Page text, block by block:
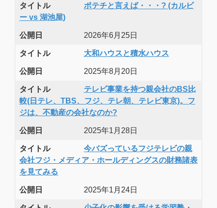
タイトル
ポテチと言えば・・・? (カルビ
ー vs 湖池屋)
公開日 2026年6月25日
タイトル 大和ハウスと積水ハウス
公開日 2025年8月20日
タイトル
テレビ事業を持つ親会社のBS比
較(日テレ、TBS、フジ、テレ朝、テレビ東京)。フ
ジは、不動産の会社なのか?
公開日 2025年1月28日
タイトル
今バズっているフジテレビの親
会社フジ・メディア・ホールディングスの財務諸表
を見てみる
公開日 2025年1月24日